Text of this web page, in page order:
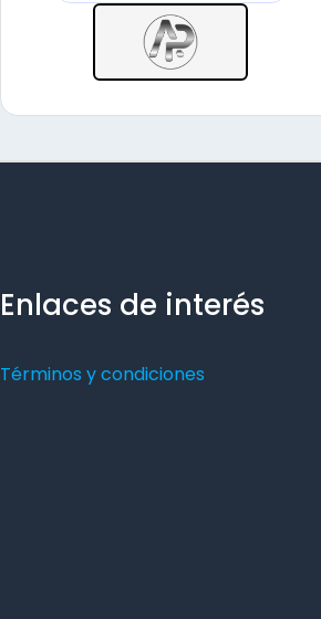
Enlaces de interés
Términos y condiciones